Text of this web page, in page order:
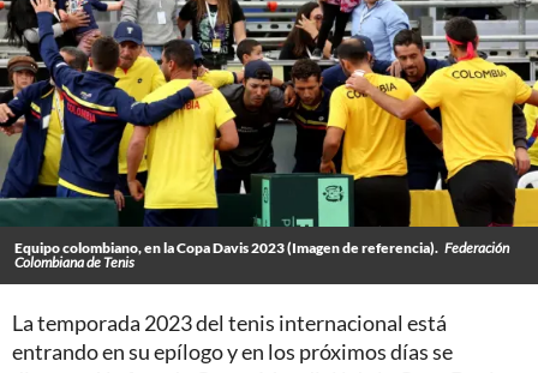
Equipo colombiano, en la Copa Davis 2023 (Imagen de referencia). Federación
Colombiana de Tenis
La temporada 2023 del tenis internacional está
entrando en su epílogo y en los próximos días se